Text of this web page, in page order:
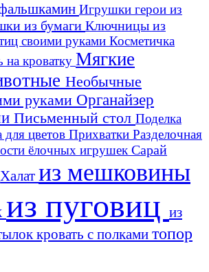
Игрушки герои из
из бумаги Ключницы из
своими руками Косметичка
кроватку Мягкие
Необычные
руками Органайзер
Письменный стол Поделка
для цветов Прихватки Разделочная
ёлочных игрушекСарай
Халат из мешковины
из пуговиц из
кровать с полками топор